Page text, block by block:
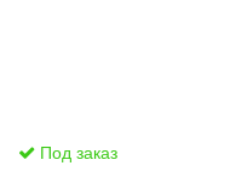
Под заказ